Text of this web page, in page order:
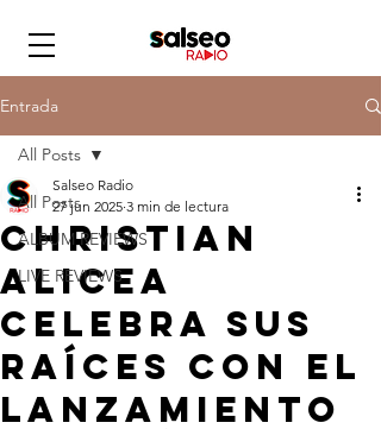
Entrada
All Posts
ALBUM REVIEWS
LIVE REVIEWS
All Posts
Christian
Alicea
celebra sus
raíces con el
lanzamiento
Salseo Radio
27 jun 2025 3 min de lectura